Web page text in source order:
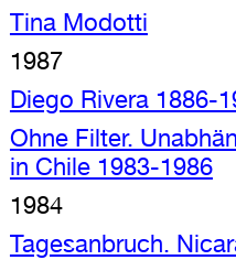
Tina Modotti
1987
Diego Rivera 1886-
Ohne Filter.
in Chile 1983-1986
1984
Tagesanbruch.